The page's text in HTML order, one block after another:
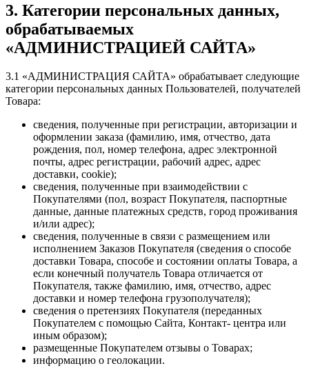
3. Категории персональных данных,
обрабатываемых
«АДМИНИСТРАЦИЕЙ САЙТА»
3.1 «АДМИНИСТРАЦИЯ САЙТА» обрабатывает следующие
категории персональных данных Пользователей, получателей
Товара:
сведения, полученные при регистрации, авторизации и
оформлении заказа (фамилию, имя, отчество, дата
рождения, пол, номер телефона, адрес электронной
почты, адрес регистрации, рабочий адрес, адрес
доставки, cookie);
сведения, полученные при взаимодействии с
Покупателями (пол, возраст Покупателя, паспортные
данные, данные платежных средств, город проживания
и/или адрес);
сведения, полученные в связи с размещением или
исполнением Заказов Покупателя (сведения о способе
доставки Товара, способе и состоянии оплаты Товара, а
если конечный получатель Товара отличается от
Покупателя, также фамилию, имя, отчество, адрес
доставки и номер телефона грузополучателя);
сведения о претензиях Покупателя (переданных
Покупателем с помощью Сайта, Контакт- центра или
иным образом);
размещенные Покупателем отзывы о Товарах;
информацию о геолокации.